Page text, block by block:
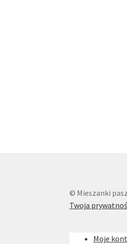
© Mieszanki
Twoja
Moje